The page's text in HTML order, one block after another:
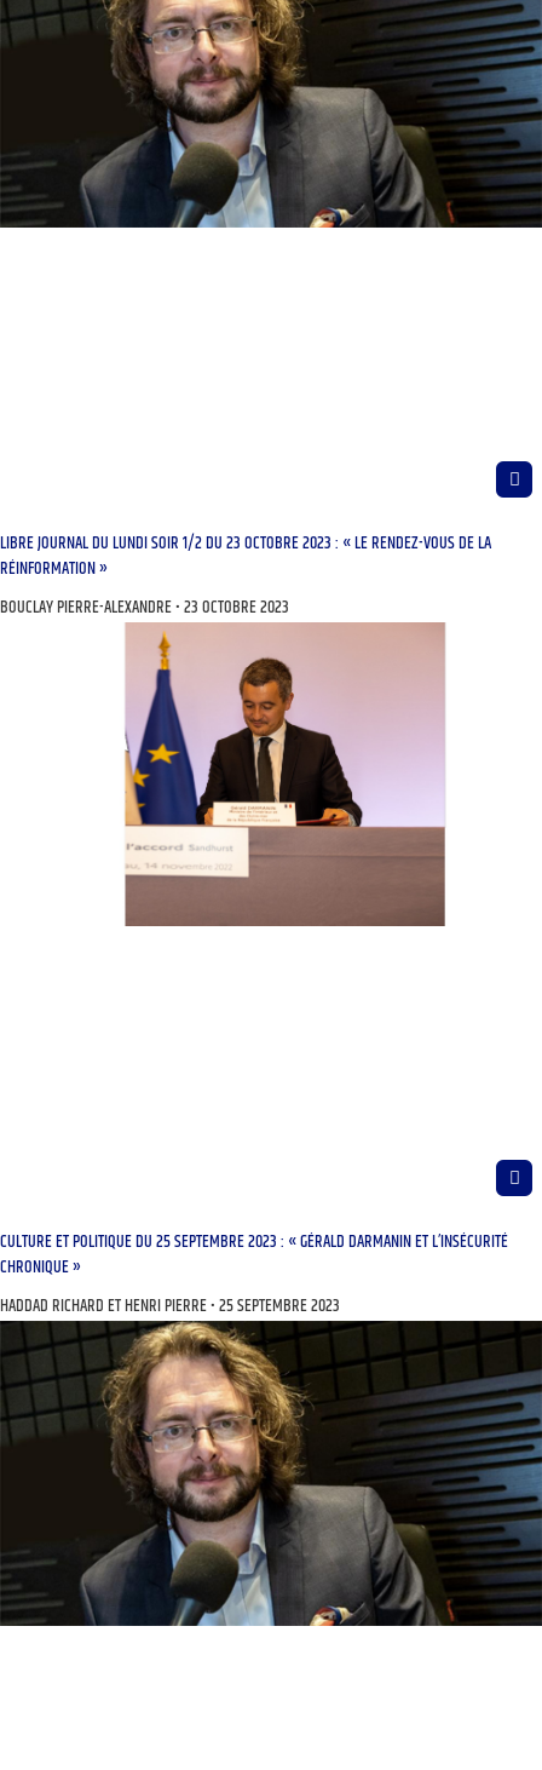
LIBRE JOURNAL DU LUNDI SOIR 1/2 DU 23 OCTOBRE 2023 : « LE RENDEZ-VOUS DE LA
RÉINFORMATION »
BOUCLAY PIERRE-ALEXANDRE 23 OCTOBRE 2023
CULTURE ET POLITIQUE DU 25 SEPTEMBRE 2023 : « GÉRALD DARMANIN ET L’INSÉCURITÉ
CHRONIQUE »
HADDAD RICHARD ET HENRI PIERRE 25 SEPTEMBRE 2023